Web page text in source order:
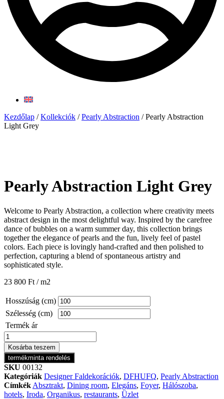
Kezdőlap /Kollekciók /Pearly Abstraction / Pearly Abstraction
Light Grey
Pearly Abstraction Light Grey
Welcome to Pearly Abstraction, a collection where creativity meets
abstract design in the most delightful way. Inspired by the carefree
dance of bubbles on a warm summer day, this collection brings
together the elegance of pearls and the fun, lively feel of pastel
colors. Each piece is lovingly hand-crafted and then polished to
perfection, capturing a blend of spontaneous artistry and
sophisticated style.
23 800 Ft / m2
Hosszúság (cm)
Szélesség (cm)
Termék ár
Pearly
Abstraction
Light
Grey
mennyiség
Kosárba teszem
termékminta rendelés
SKU 00132
Kategóriák Designer Faldekorációk, DFHUFQ, Pearly Abstraction
Címkék Absztrakt, Dining room, Elegáns, Foyer, Hálószoba,
hotels, Iroda, Organikus, restaurants, Üzlet